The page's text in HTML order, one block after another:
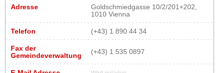
Adresse
Goldschmiedgasse 10/2/201+202,
1010 Vienna
Telefon (+43) 1 890 44 34
Fax der
Gemeindeverwaltung
(+43) 1 535 0897